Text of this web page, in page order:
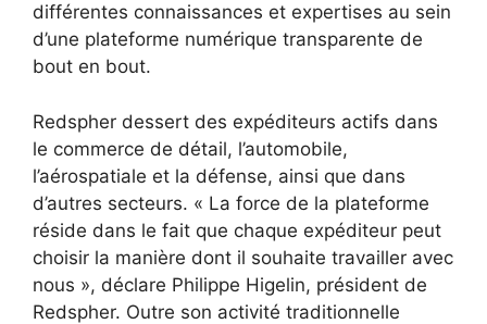
différentes connaissances et expertises au sein
d’une plateforme numérique transparente de
bout en bout.
Redspher dessert des expéditeurs actifs dans
le commerce de détail, l’automobile,
l’aérospatiale et la défense, ainsi que dans
d’autres secteurs. « La force de la plateforme
réside dans le fait que chaque expéditeur peut
choisir la manière dont il souhaite travailler avec
nous », déclare Philippe Higelin, président de
Redspher. Outre son activité traditionnelle